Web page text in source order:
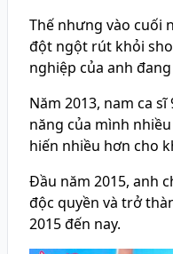
Thế nhưng vào cuối
đột ngột rút khỏi
nghiệp của anh
Năm 2013, nam ca
năng của mình
hiến nhiều hơn cho
Đầu năm 2015, anh
độc quyền và trở
2015 đến nay.